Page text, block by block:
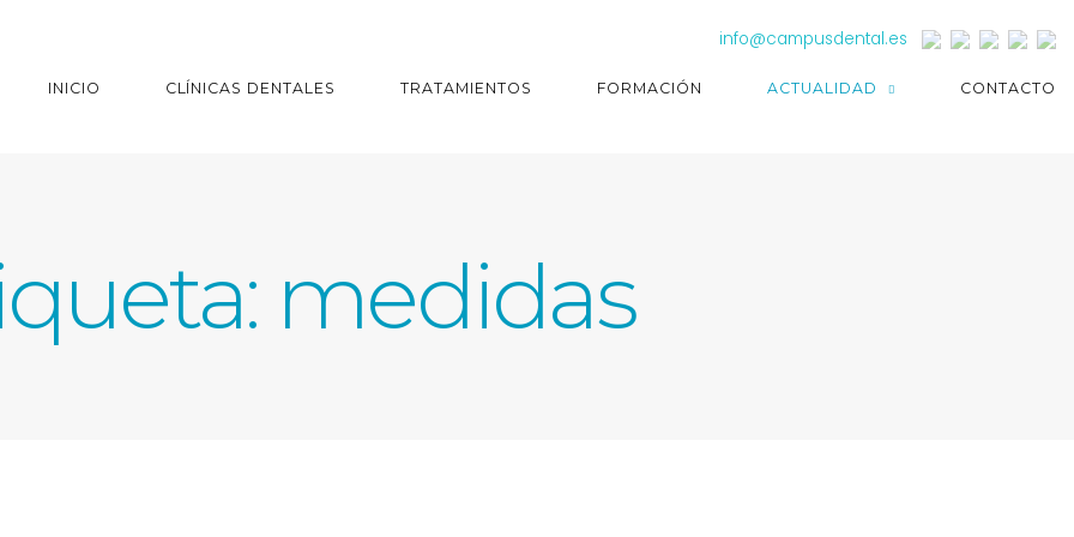
info@campusdental.es
INICIO CLÍNICAS DENTALES TRATAMIENTOS FORMACIÓN ACTUALIDAD CONTACTO
medidas